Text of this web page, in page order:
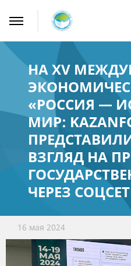
НА XV
«РОССИЯ —
МИР:
ВЗГЛЯД НА
ЧЕРЕЗ
16 мая 2024